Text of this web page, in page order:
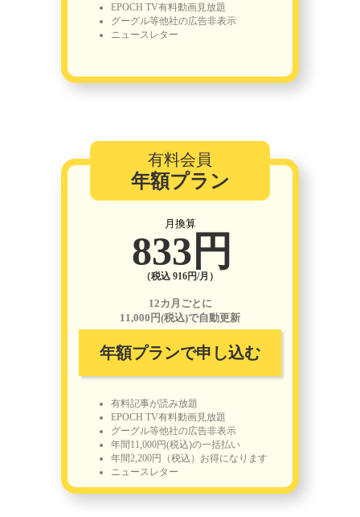
EPOCH TV有料動画見放題
グーグル等他社の広告非表示
ニュースレター
有料会員
年額プラン
月換算
833円
（税込 916円/月）
12カ月ごとに
11,000円(税込)で自動更新
年額プランで申し込む
有料記事が読み放題
EPOCH TV有料動画見放題
グーグル等他社の広告非表示
年間11,000円(税込)の一括払い
年間2,200円（税込）お得になります
ニュースレター